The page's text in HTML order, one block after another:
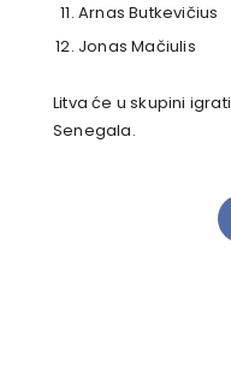
Arnas Butkevičius
Jonas Mačiulis
Litva će u skupini
Senegala.